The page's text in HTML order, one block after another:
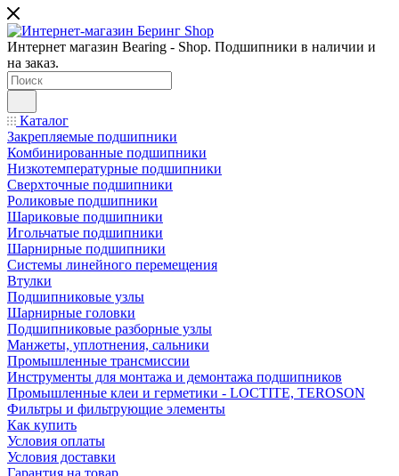
Интернет магазин Bearing - Shop. Подшипники в наличии и
на заказ.
Каталог
Закрепляемые подшипники
Комбинированные подшипники
Низкотемпературные подшипники
Сверхточные подшипники
Роликовые подшипники
Шариковые подшипники
Игольчатые подшипники
Шарнирные подшипники
Системы линейного перемещения
Втулки
Подшипниковые узлы
Шарнирные головки
Подшипниковые разборные узлы
Манжеты, уплотнения, сальники
Промышленные трансмиссии
Инструменты для монтажа и демонтажа подшипников
Промышленные клеи и герметики - LOCTITE, TEROSON
Фильтры и фильтрующие элементы
Как купить
Условия оплаты
Условия доставки
Гарантия на товар